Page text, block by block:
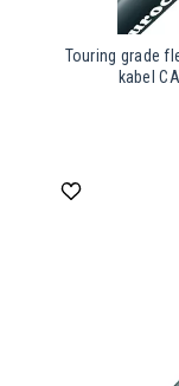
Touring grade
kabel